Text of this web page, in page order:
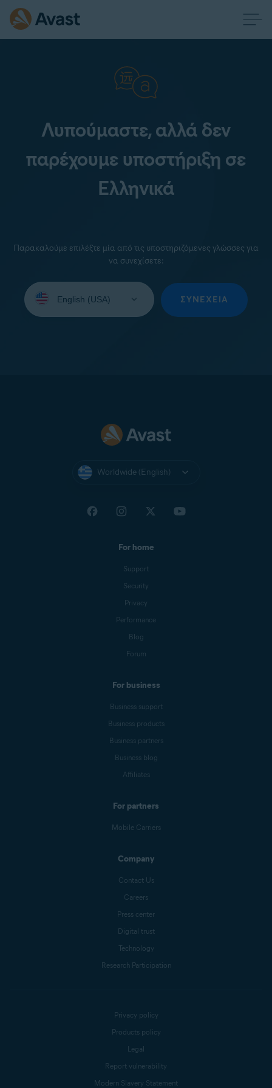
Λυπούμαστε, αλλά δεν
παρέχουμε υποστήριξη σε
Ελληνικά
Παρακαλούμε επιλέξτε μία από τις υποστηριζόμενες γλώσσες για
να συνεχίσετε:
your
ΣΥΝΈΧΕΙΑ
Worldwide (English)
For home
Support
Security
Privacy
Performance
Blog
Forum
For business
Business support
Business products
Business partners
Business blog
Affiliates
For partners
Mobile Carriers
Company
Contact Us
Careers
Press center
Digital trust
Technology
Research Participation
Privacy policy
Products policy
Legal
Report vulnerability
Modern Slavery Statement